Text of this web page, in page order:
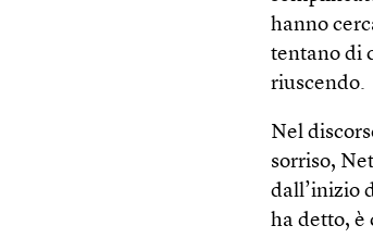
hanno
tentano di
riuscendo.
Nel
sorriso,
dall’inizio
ha detto, è